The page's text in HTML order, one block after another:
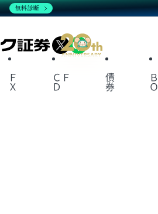
X
Ｆ
Ｘ
ＣＦ
Ｄ
債
券
Ｂ
Ｏ
無料診断